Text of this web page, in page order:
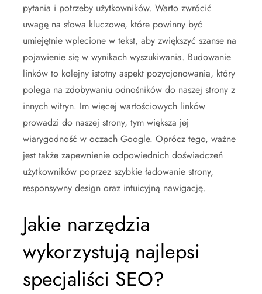
pytania i potrzeby użytkowników. Warto zwrócić
uwagę na słowa kluczowe, które powinny być
umiejętnie wplecione w tekst, aby zwiększyć szanse na
pojawienie się w wynikach wyszukiwania. Budowanie
linków to kolejny istotny aspekt pozycjonowania, który
polega na zdobywaniu odnośników do naszej strony z
innych witryn. Im więcej wartościowych linków
prowadzi do naszej strony, tym większa jej
wiarygodność w oczach Google. Oprócz tego, ważne
jest także zapewnienie odpowiednich doświadczeń
użytkowników poprzez szybkie ładowanie strony,
responsywny design oraz intuicyjną nawigację.
Jakie narzędzia
wykorzystują najlepsi
specjaliści SEO?